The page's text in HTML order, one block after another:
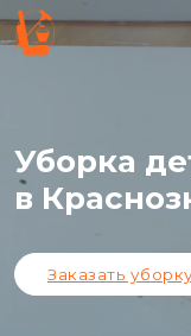
Уборка
в
Заказать